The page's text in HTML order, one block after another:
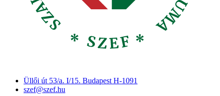
Üllői út 53/a. I/15. Budapest H-1091
szef@szef.hu